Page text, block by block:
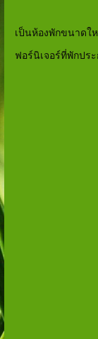
เป็นห้องพักขนาดใ
ฟอร์นิเจอร์ที่พักปร
- ตู้เย็น
- แอร์ขน
- เครื่
- ตู้เสื้อ
- โต๊ะ
- โต๊
- เตียงขน
- โซฟา
- สัญญ
- ผ้าข
- สบู่,